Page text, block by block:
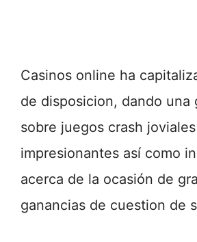
Casinos online ha
de disposicion, dando una
sobre juegos crash
impresionantes así­ como
acerca de la ocasión de
ganancias de cuestion de